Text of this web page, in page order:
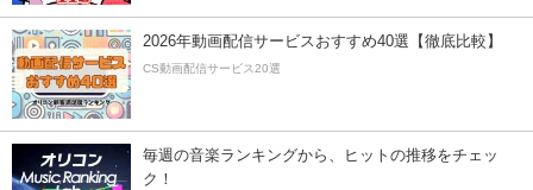
2026年動画配信サービスおすすめ40選【徹底比較】
CS動画配信サービス20選
毎週の音楽ランキングから、ヒットの推移をチェッ
ク！